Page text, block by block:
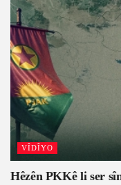
VÎDÎYO
Hêzên PKKê li ser